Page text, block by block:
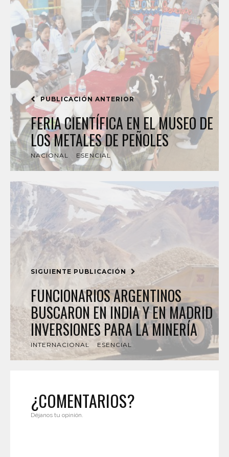
PUBLICACIÓN ANTERIOR
FERIA CIENTÍFICA EN EL MUSEO DE
LOS METALES DE PEÑOLES
NACIONAL ESENCIAL
SIGUIENTE PUBLICACIÓN
FUNCIONARIOS ARGENTINOS
BUSCARON EN INDIA Y EN MADRID
INVERSIONES PARA LA MINERÍA
INTERNACIONAL ESENCIAL
¿COMENTARIOS?
Déjanos tu opinión.